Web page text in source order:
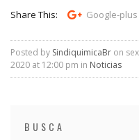
Share This: Google-plus
Posted by SindiquimicaBr on
2020 at 12:00 pm in Noticias
BUSCA